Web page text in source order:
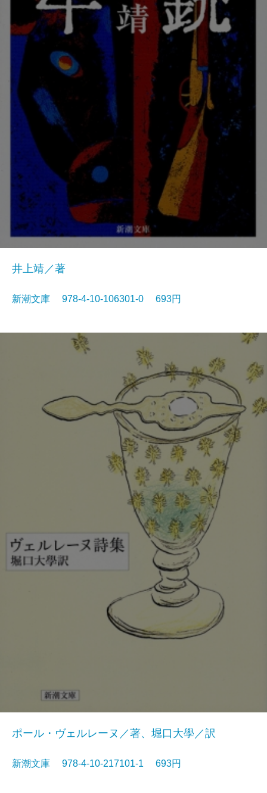
井上靖／著
新潮文庫 978-4-10-106301-0 693円
ポール・ヴェルレーヌ／著、堀口大學／訳
新潮文庫 978-4-10-217101-1 693円